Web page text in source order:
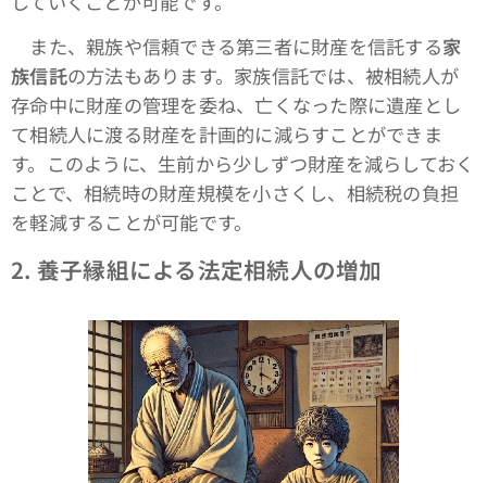
また、親族や信頼できる第三者に財産を信託する家
族信託の方法もあります。家族信託では、被相続人が
存命中に財産の管理を委ね、亡くなった際に遺産とし
て相続人に渡る財産を計画的に減らすことができま
す。このように、生前から少しずつ財産を減らしておく
ことで、相続時の財産規模を小さくし、相続税の負担
を軽減することが可能です。
2. 養子縁組による法定相続人の増加